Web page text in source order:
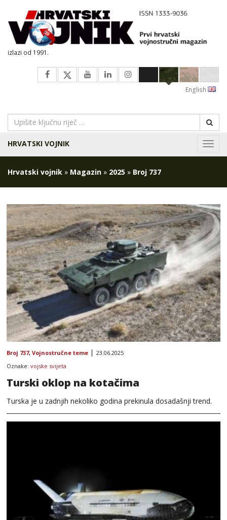
izlazi od 1991.
English
HRVATSKI VOJNIK
Hrvatski vojnik » Magazin » 2025 » Broj 737
Broj 737, Vojnostručne teme
23.06.2025
Oznake: vojske svijeta
Turski oklop na kotačima
Turska je u zadnjih nekoliko godina prekinula dosadašnji trend.